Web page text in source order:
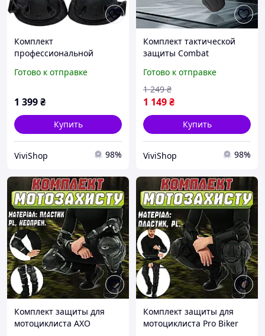
Комплект
профессиональной
наколенники и
ударопрочного пластика
черного цвета
Готово к отправке
1 399₴
Купить
ViviShop 98%
Комплект тактической
защиты Combat
налокотники коричневые
для безопасности в
полевых условиях.
Готово к отправке
1 149₴
1 249 ₴
Купить
ViviShop 98%
Комплект защиты для
мотоциклиста AXO
Комплект защиты для
мотоциклиста Pro Biker